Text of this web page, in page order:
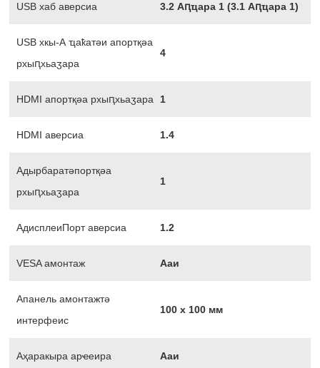
USB хаб аверсиа 3.2 Аԥҵара 1 (3.1 Аԥҵара 1)
USB хкы-А ҵаҟатәи апортқәа
рхыԥхьаӡара
4
HDMI апортқәа рхыԥхьаӡара 1
HDMI аверсиа 1.4
Адырбаратәпортқәа
рхыԥхьаӡара
1
АдисплеиПорт аверсиа 1.2
VESA амонтаж Ааи
Апанель амонтажтә
интерфеис
100 х 100 мм
Аҳаракыра арҽеира Ааи